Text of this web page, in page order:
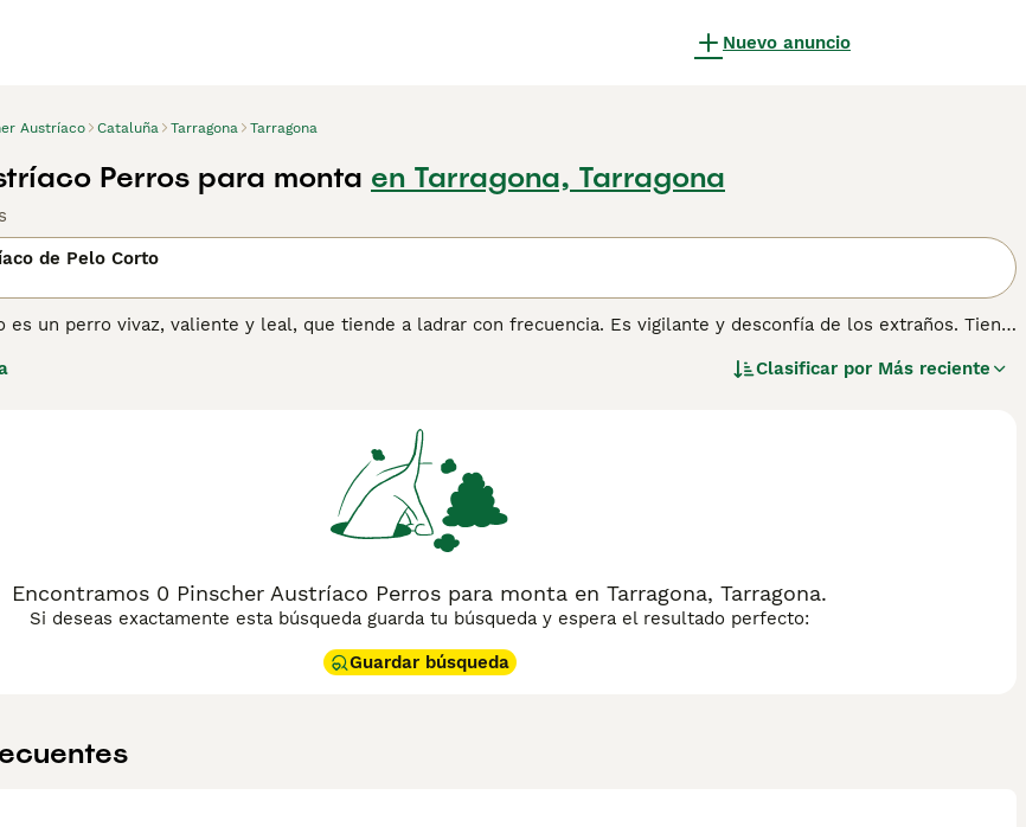
Nuevo anuncio
Austríaco Cataluña Tarragona Tarragona
Perros para monta en Tarragona, Tarragona
de Pelo Corto
es un perro vivaz, valiente y leal, que tiende a ladrar con frecuencia. Es vigilante y desconfía de los extraños. Tiene
raza.
Clasificar por Más reciente
Encontramos 0 Pinscher Austríaco Perros para monta en Tarragona, Tarragona.
Si deseas exactamente esta búsqueda guarda tu búsqueda y espera el resultado perfecto:
Guardar búsqueda